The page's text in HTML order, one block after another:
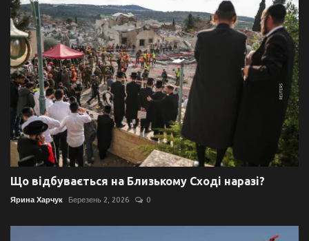
Що відбувається на Близькому Сході наразі?
Ярина Харчук Березень 2, 2026 0